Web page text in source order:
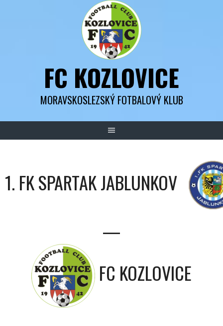
FC KOZLOVICE
MORAVSKOSLEZSKÝ FOTBALOVÝ KLUB
1. FK SPARTAK JABLUNKOV
—
FC KOZLOVICE